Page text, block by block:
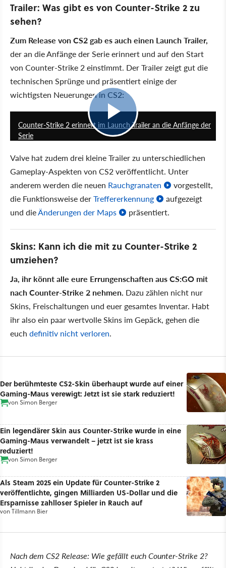
Trailer: Was gibt es von Counter-Strike 2 zu
sehen?
Zum Release von CS2 gab es auch einen Launch Trailer,
der an die Anfänge der Serie erinnert und auf den Start
von Counter-Strike 2 einstimmt. Der Trailer zeigt gut die
technischen Sprünge und präsentiert einige der
wichtigsten Neuerungen in CS2:
Counter-Strike 2 erinnert im Launch Trailer an die Anfänge der
Serie
Valve hat zudem drei kleine Trailer zu unterschiedlichen
Gameplay-Aspekten von CS2 veröffentlicht. Unter
anderem werden die neuen Rauchgranaten
vorgestellt,
die Funktionsweise derTreffererkennung
aufgezeigt
und dieÄnderungen der Maps präsentiert.
Skins: Kann ich die mit zu Counter-Strike 2
umziehen?
Ja, ihr könnt alle eure Errungenschaften aus CS:GO mit
nach Counter-Strike 2 nehmen. Dazu zählen nicht nur
Skins, Freischaltungen und euer gesamtes Inventar. Habt
ihr also ein paar wertvolle Skins im Gepäck, gehen die
euch definitiv nicht verloren.
Der berühmteste CS2-Skin überhaupt wurde auf einer
Gaming-Maus verewigt: Jetzt ist sie stark reduziert!
vonSimon Berger
Ein legendärer Skin aus Counter-Strike wurde in eine
Gaming-Maus verwandelt – jetzt ist sie krass
reduziert!
vonSimon Berger
Als Steam 2025 ein Update für Counter-Strike 2
veröffentlichte, gingen Milliarden US-Dollar und die
Ersparnisse zahlloser Spieler in Rauch auf
vonTillmann Bier
Nach dem CS2 Release: Wie gefällt euch Counter-Strike 2?